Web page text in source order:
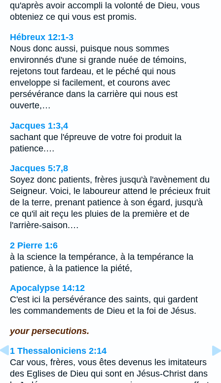
qu'après avoir accompli la volonté de Dieu, vous
obteniez ce qui vous est promis.
Hébreux 12:1-3
Nous donc aussi, puisque nous sommes
environnés d'une si grande nuée de témoins,
rejetons tout fardeau, et le péché qui nous
enveloppe si facilement, et courons avec
persévérance dans la carrière qui nous est
ouverte,…
Jacques 1:3,4
sachant que l'épreuve de votre foi produit la
patience.…
Jacques 5:7,8
Soyez donc patients, frères jusqu'à l'avènement du
Seigneur. Voici, le laboureur attend le précieux fruit
de la terre, prenant patience à son égard, jusqu'à
ce qu'il ait reçu les pluies de la première et de
l'arrière-saison.…
2 Pierre 1:6
à la science la tempérance, à la tempérance la
patience, à la patience la piété,
Apocalypse 14:12
C'est ici la persévérance des saints, qui gardent
les commandements de Dieu et la foi de Jésus.
your persecutions.
1 Thessaloniciens 2:14
Car vous, frères, vous êtes devenus les imitateurs
des Eglises de Dieu qui sont en Jésus-Christ dans